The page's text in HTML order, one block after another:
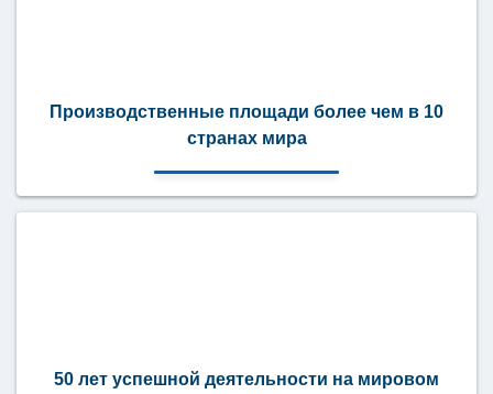
Производственные площади более чем в 10
странах мира
50 лет успешной деятельности на мировом